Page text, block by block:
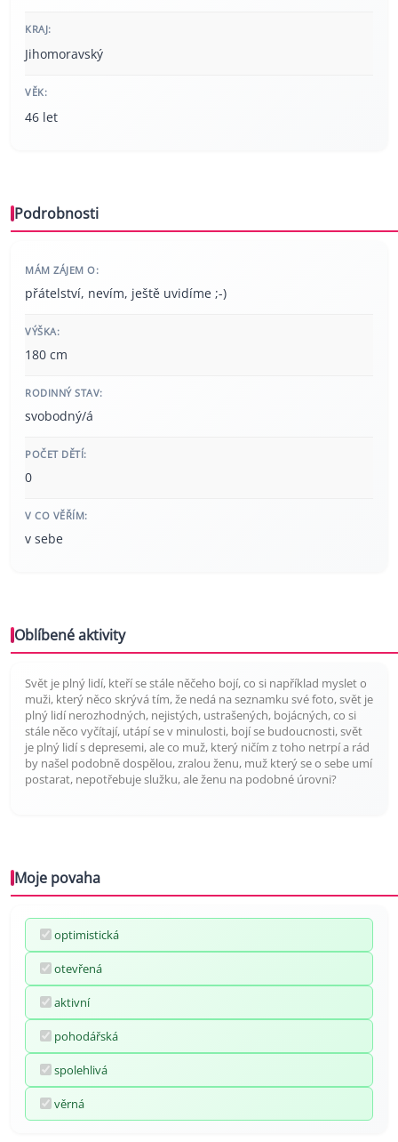
KRAJ:
Jihomoravský
VĚK:
46 let
Podrobnosti
MÁM ZÁJEM O:
přátelství, nevím, ještě uvidíme ;-)
VÝŠKA:
180 cm
RODINNÝ STAV:
svobodný/á
POČET DĚTÍ:
0
V CO VĚŘÍM:
v sebe
Oblíbené aktivity
Svět je plný lidí, kteří se stále něčeho bojí, co si například myslet o
muži, který něco skrývá tím, že nedá na seznamku své foto, svět je
plný lidí nerozhodných, nejistých, ustrašených, bojácných, co si
stále něco vyčítají, utápí se v minulosti, bojí se budoucnosti, svět
je plný lidí s depresemi, ale co muž, který ničím z toho netrpí a rád
by našel podobně dospělou, zralou ženu, muž který se o sebe umí
postarat, nepotřebuje služku, ale ženu na podobné úrovni?
Moje povaha
optimistická
otevřená
aktivní
pohodářská
spolehlivá
věrná